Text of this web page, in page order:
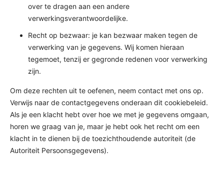
over te dragen aan een andere
verwerkingsverantwoordelijke.
Recht op bezwaar: je kan bezwaar maken tegen de
verwerking van je gegevens. Wij komen hieraan
tegemoet, tenzij er gegronde redenen voor verwerking
zijn.
Om deze rechten uit te oefenen, neem contact met ons op.
Verwijs naar de contactgegevens onderaan dit cookiebeleid.
Als je een klacht hebt over hoe we met je gegevens omgaan,
horen we graag van je, maar je hebt ook het recht om een
klacht in te dienen bij de toezichthoudende autoriteit (de
Autoriteit Persoonsgegevens).